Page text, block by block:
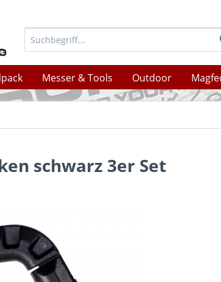
Messer & Tools Outdoor
schwarz 3er Set